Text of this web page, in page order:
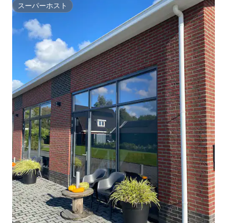
スーパーホスト
スーパーホスト